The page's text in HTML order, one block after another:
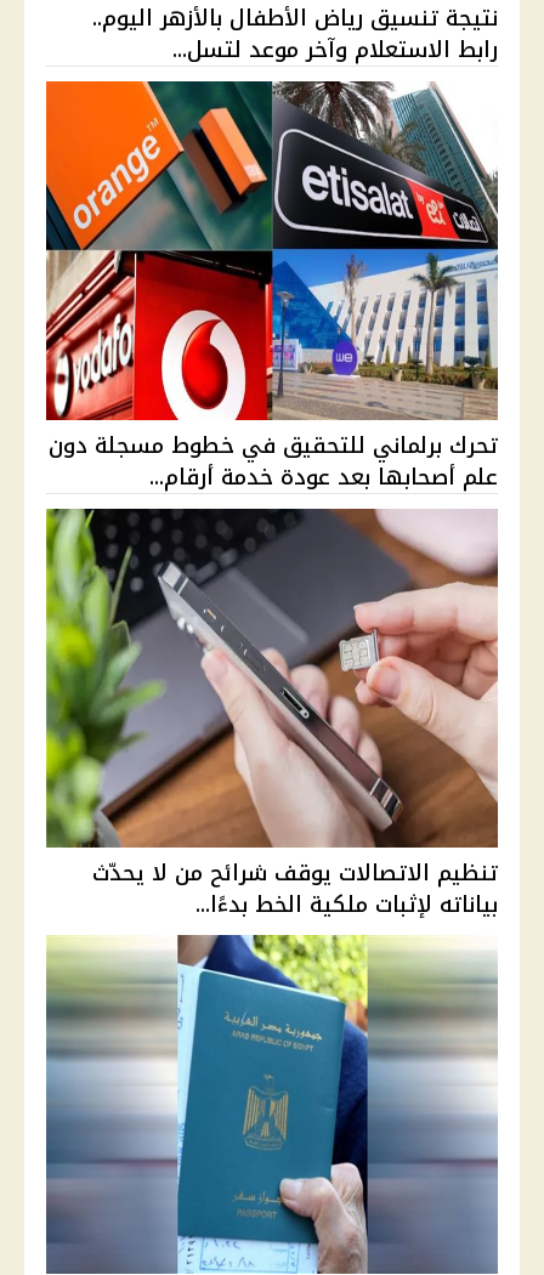
نتيجة تنسيق رياض الأطفال بالأزهر اليوم..
رابط الاستعلام وآخر موعد لتسل...
تحرك برلماني للتحقيق في خطوط مسجلة دون
علم أصحابها بعد عودة خدمة أرقام...
تنظيم الاتصالات يوقف شرائح من لا يحدّث
بياناته لإثبات ملكية الخط بدءًا...